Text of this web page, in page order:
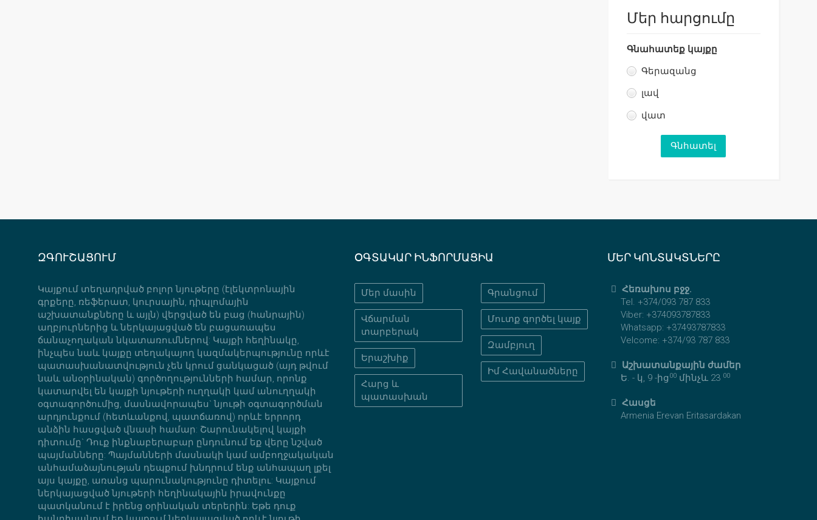
Մեր հարցումը
Գնահատեք կայքը
Գերազանց
լավ
վատ
ԶԳՈՒՇԱՑՈՒՄ
Կայքում տեղադրված բոլոր նյութերը (էլեկտրոնային
գրքերը, ռեֆերատ, կուրսային, դիպլոմային
աշխատանքները և այլն) վերցված են բաց (հանրային)
աղբյուրներից և ներկայացված են բացառապես
ճանաչողական նկատառումներով: Կայքի հեղինակը,
ինչպես նաև կայքը տեղակայող կազմակերպությունը որևէ
պատասխանատվություն չեն կրում ցանկացած (այդ թվում
նաև անօրինական) գործողությունների համար, որոնք
կատարվել են կայքի նյութերի ուղղակի կամ անուղղակի
օգտագործումից, մասնավորապես` նյութի օգտագործման
արդյունքում (հետևանքով, պատճառով) որևէ երրորդ
անձին հասցված վնասի համար: Շարունակելով կայքի
դիտումը` Դուք ինքնաբերաբար ընդունում եք վերը նշված
պայմանները: Պայմանների մասնակի կամ ամբողջակական
անհամաձայնության դեպքում խնդրում ենք անհապաղ լքել
այս կայքը, առանց պարունակությունը դիտելու: Կայքում
ներկայացված նյութերի հեղինակային իրավունքը
պատկանում է իրենց օրինական տերերին: Եթե դուք
ՕԳՏԱԿԱՐ ԻՆՖՈՐՄԱՑԻԱ
Մեր մասին
Վճարման
տարբերակ
Երաշխիք
Հարց և
պատասխան
Գրանցում
Մուտք գործել կայք
Զամբյուղ
Իմ Հավանածները
ՄԵՐ ԿՈՆՏԱԿՏՆԵՐԸ
Հեռախոս բջջ.
Tel. +374/093 787 833
Viber: +374093787833
Whatsapp: +37493787833
Velcome: +374/93 787 833
Աշխատանքային ժամեր
Ե. - կ, 9 -ից 00 մինչև 23 00
Հասցե
Armenia Erevan Eritasardakan